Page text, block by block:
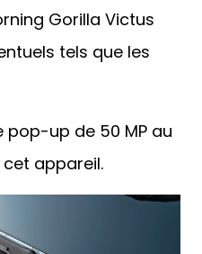
Gorilla Victus
tels que les
pop-up de 50 MP au
appareil.